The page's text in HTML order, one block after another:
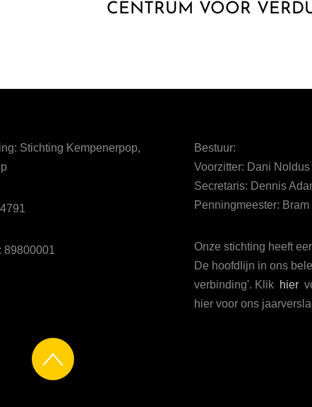
CENTRUM VOOR
Stichting Kempenerpop,
89800001
Bestuur:
Voorzitter: Dani
Secretaris: Dennis
Penningmeester:
Onze stichting heeft
De hoofdlijn in ons
verbinding'. Klik hier
hier voor ons